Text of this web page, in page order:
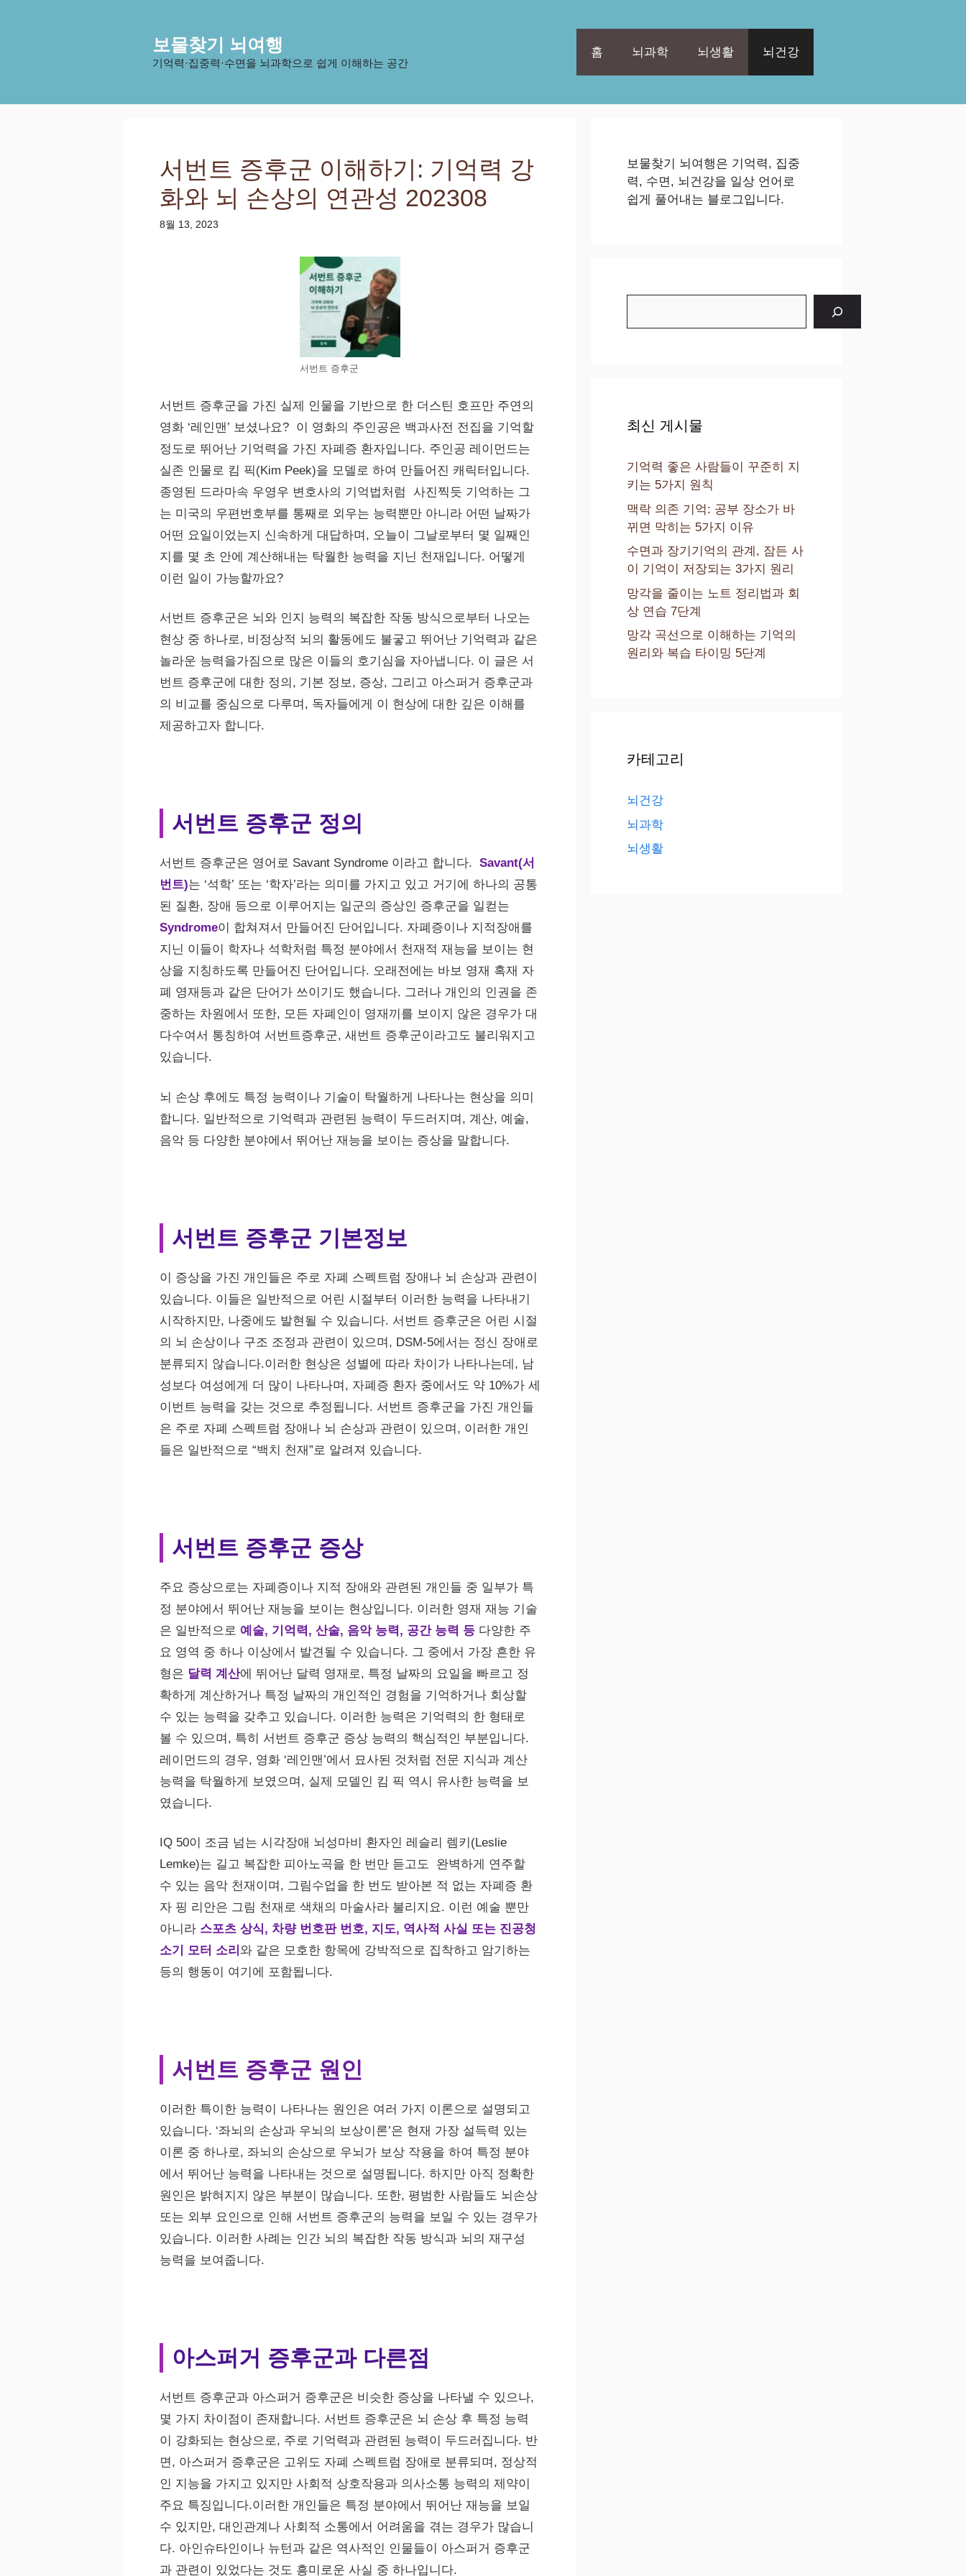
보물찾기 뇌여행
기억력·집중력·수면을 뇌과학으로 쉽게 이해하는 공간
홈 뇌과학 뇌생활 뇌건강
서번트 증후군 이해하기: 기억력 강
화와 뇌 손상의 연관성 202308
8월 13, 2023
서번트 증후군
서번트 증후군을 가진 실제 인물을 기반으로 한 더스틴 호프만 주연의
영화 ‘레인맨’ 보셨나요? 이 영화의 주인공은 백과사전 전집을 기억할
정도로 뛰어난 기억력을 가진 자폐증 환자입니다. 주인공 레이먼드는
실존 인물로 킴 픽(Kim Peek)을 모델로 하여 만들어진 캐릭터입니다.
종영된 드라마속 우영우 변호사의 기억법처럼 사진찍듯 기억하는 그
는 미국의 우편번호부를 통째로 외우는 능력뿐만 아니라 어떤 날짜가
어떤 요일이었는지 신속하게 대답하며, 오늘이 그날로부터 몇 일째인
지를 몇 초 안에 계산해내는 탁월한 능력을 지닌 천재입니다. 어떻게
이런 일이 가능할까요?
서번트 증후군은 뇌와 인지 능력의 복잡한 작동 방식으로부터 나오는
현상 중 하나로, 비정상적 뇌의 활동에도 불궇고 뛰어난 기억력과 같은
놀라운 능력을가짐으로 많은 이들의 호기심을 자아냅니다. 이 글은 서
번트 증후군에 대한 정의, 기본 정보, 증상, 그리고 아스퍼거 증후군과
의 비교를 중심으로 다루며, 독자들에게 이 현상에 대한 깊은 이해를
제공하고자 합니다.
서번트 증후군 정의
서번트 증후군은 영어로 Savant Syndrome 이라고 합니다. Savant(서
번트)는 ‘석학’ 또는 ‘학자’라는 의미를 가지고 있고 거기에 하나의 공통
된 질환, 장애 등으로 이루어지는 일군의 증상인 증후군을 일컫는
Syndrome이 합쳐져서 만들어진 단어입니다. 자폐증이나 지적장애를
지닌 이들이 학자나 석학처럼 특정 분야에서 천재적 재능을 보이는 현
상을 지칭하도록 만들어진 단어입니다. 오래전에는 바보 영재 혹재 자
폐 영재등과 같은 단어가 쓰이기도 했습니다. 그러나 개인의 인권을 존
중하는 차원에서 또한, 모든 자폐인이 영재끼를 보이지 않은 경우가 대
다수여서 통칭하여 서번트증후군, 새번트 증후군이라고도 불리워지고
있습니다.
뇌 손상 후에도 특정 능력이나 기술이 탁월하게 나타나는 현상을 의미
합니다. 일반적으로 기억력과 관련된 능력이 두드러지며, 계산, 예술,
음악 등 다양한 분야에서 뛰어난 재능을 보이는 증상을 말합니다.
서번트 증후군 기본정보
이 증상을 가진 개인들은 주로 자폐 스펙트럼 장애나 뇌 손상과 관련이
있습니다. 이들은 일반적으로 어린 시절부터 이러한 능력을 나타내기
시작하지만, 나중에도 발현될 수 있습니다. 서번트 증후군은 어린 시절
의 뇌 손상이나 구조 조정과 관련이 있으며, DSM-5에서는 정신 장애로
분류되지 않습니다.이러한 현상은 성별에 따라 차이가 나타나는데, 남
성보다 여성에게 더 많이 나타나며, 자폐증 환자 중에서도 약 10%가 세
이번트 능력을 갖는 것으로 추정됩니다. 서번트 증후군을 가진 개인들
은 주로 자폐 스펙트럼 장애나 뇌 손상과 관련이 있으며, 이러한 개인
들은 일반적으로 “백치 천재”로 알려져 있습니다.
서번트 증후군 증상
주요 증상으로는 자폐증이나 지적 장애와 관련된 개인들 중 일부가 특
정 분야에서 뛰어난 재능을 보이는 현상입니다. 이러한 영재 재능 기술
은 일반적으로 예술, 기억력, 산술, 음악 능력, 공간 능력 등 다양한 주
요 영역 중 하나 이상에서 발견될 수 있습니다. 그 중에서 가장 흔한 유
형은 달력 계산에 뛰어난 달력 영재로, 특정 날짜의 요일을 빠르고 정
확하게 계산하거나 특정 날짜의 개인적인 경험을 기억하거나 회상할
수 있는 능력을 갖추고 있습니다. 이러한 능력은 기억력의 한 형태로
볼 수 있으며, 특히 서번트 증후군 증상 능력의 핵심적인 부분입니다.
레이먼드의 경우, 영화 ‘레인맨’에서 묘사된 것처럼 전문 지식과 계산
능력을 탁월하게 보였으며, 실제 모델인 킴 픽 역시 유사한 능력을 보
였습니다.
IQ 50이 조금 넘는 시각장애 뇌성마비 환자인 레슬리 렘키(Leslie
Lemke)는 길고 복잡한 피아노곡을 한 번만 듣고도 완벽하게 연주할
수 있는 음악 천재이며, 그림수업을 한 번도 받아본 적 없는 자폐증 환
자 핑 리안은 그림 천재로 색채의 마술사라 불리지요. 이런 예술 뿐만
아니라 스포츠 상식, 차량 번호판 번호, 지도, 역사적 사실 또는 진공청
소기 모터 소리 와 같은 모호한 항목에 강박적으로 집착하고 암기하는
등의 행동이 여기에 포함됩니다.
서번트 증후군 원인
이러한 특이한 능력이 나타나는 원인은 여러 가지 이론으로 설명되고
있습니다. ‘좌뇌의 손상과 우뇌의 보상이론’은 현재 가장 설득력 있는
이론 중 하나로, 좌뇌의 손상으로 우뇌가 보상 작용을 하여 특정 분야
에서 뛰어난 능력을 나타내는 것으로 설명됩니다. 하지만 아직 정확한
원인은 밝혀지지 않은 부분이 많습니다. 또한, 평범한 사람들도 뇌손상
또는 외부 요인으로 인해 서번트 증후군의 능력을 보일 수 있는 경우가
있습니다. 이러한 사례는 인간 뇌의 복잡한 작동 방식과 뇌의 재구성
능력을 보여줍니다.
아스퍼거 증후군과 다른점
서번트 증후군과 아스퍼거 증후군은 비슷한 증상을 나타낼 수 있으나,
몇 가지 차이점이 존재합니다. 서번트 증후군은 뇌 손상 후 특정 능력
이 강화되는 현상으로, 주로 기억력과 관련된 능력이 두드러집니다. 반
면, 아스퍼거 증후군은 고위도 자폐 스펙트럼 장애로 분류되며, 정상적
인 지능을 가지고 있지만 사회적 상호작용과 의사소통 능력의 제약이
주요 특징입니다.이러한 개인들은 특정 분야에서 뛰어난 재능을 보일
수 있지만, 대인관계나 사회적 소통에서 어려움을 겪는 경우가 많습니
다. 아인슈타인이나 뉴턴과 같은 역사적인 인물들이 아스퍼거 증후군
과 관련이 있었다는 것도 흥미로운 사실 중 하나입니다.
보물찾기 뇌여행은 기억력, 집중
력, 수면, 뇌건강을 일상 언어로
쉽게 풀어내는 블로그입니다.
최신 게시물
기억력 좋은 사람들이 꾸준히 지
키는 5가지 원칙
맥락 의존 기억: 공부 장소가 바
뀌면 막히는 5가지 이유
수면과 장기기억의 관계, 잠든 사
이 기억이 저장되는 3가지 원리
망각을 줄이는 노트 정리법과 회
상 연습 7단계
망각 곡선으로 이해하는 기억의
원리와 복습 타이밍 5단계
카테고리
뇌건강
뇌과학
뇌생활